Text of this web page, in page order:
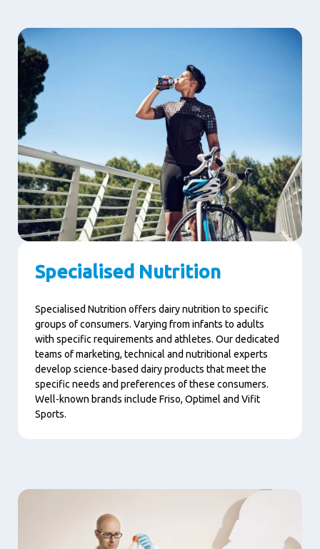
Specialised Nutrition
Specialised Nutrition offers dairy nutrition to specific
groups of consumers. Varying from infants to adults
with specific requirements and athletes. Our dedicated
teams of marketing, technical and nutritional experts
develop science-based dairy products that meet the
specific needs and preferences of these consumers.
Well-known brands include Friso, Optimel and Vifit
Sports.